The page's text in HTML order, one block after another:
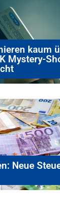
kaum
Mystery-
Neue